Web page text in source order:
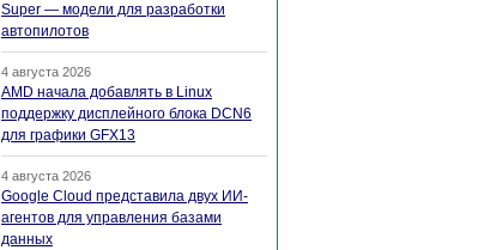
Super — модели для разработки
автопилотов
4 августа 2026
AMD начала добавлять в Linux
поддержку дисплейного блока DCN6
для графики GFX13
4 августа 2026
Google Cloud представила двух ИИ-
агентов для управления базами
данных